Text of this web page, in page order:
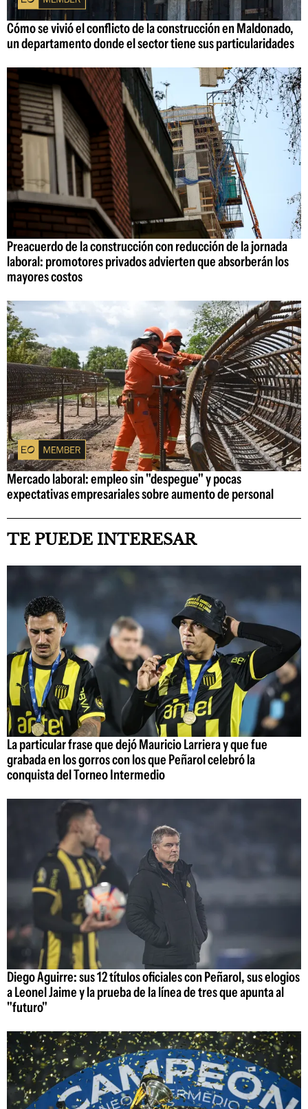
Cómo se vivió el conflicto de la construcción en Maldonado,
un departamento donde el sector tiene sus particularidades
Preacuerdo de la construcción con reducción de la jornada
laboral: promotores privados advierten que absorberán los
mayores costos
Mercado laboral: empleo sin "despegue" y pocas
expectativas empresariales sobre aumento de personal
TE PUEDE INTERESAR
La particular frase que dejó Mauricio Larriera y que fue
grabada en los gorros con los que Peñarol celebró la
conquista del Torneo Intermedio
Diego Aguirre: sus 12 títulos oficiales con Peñarol, sus elogios
a Leonel Jaime y la prueba de la línea de tres que apunta al
"futuro"